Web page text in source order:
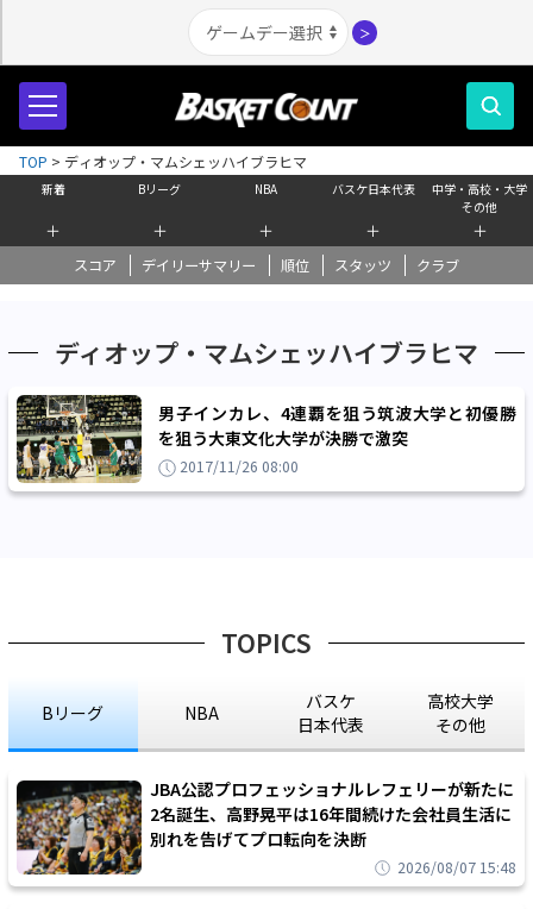
＞
新着
＋
Bリーグ
＋
NBA
＋
バスケ日本代表
＋
中学・高校・大学
その他
＋
スコア デイリーサマリー 順位 スタッツ クラブ
TOP > ディオップ・マムシェッハイブラヒマ
ディオップ・マムシェッハイブラヒマ
男子インカレ、4連覇を狙う筑波大学と初優勝
を狙う大東文化大学が決勝で激突
2017/11/26 08:00
TOPICS
Bリーグ NBA
バスケ
日本代表
高校大学
その他
JBA公認プロフェッショナルレフェリーが新たに
2名誕生、高野晃平は16年間続けた会社員生活に
別れを告げてプロ転向を決断
2026/08/07 15:48